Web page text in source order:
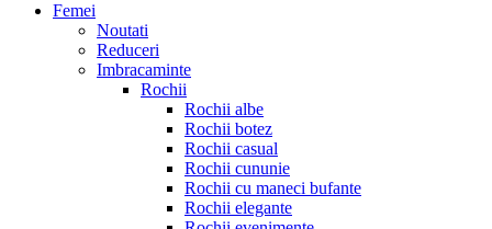
Femei
Noutati
Reduceri
Imbracaminte
Rochii
Rochii albe
Rochii botez
Rochii casual
Rochii cununie
Rochii cu maneci bufante
Rochii elegante